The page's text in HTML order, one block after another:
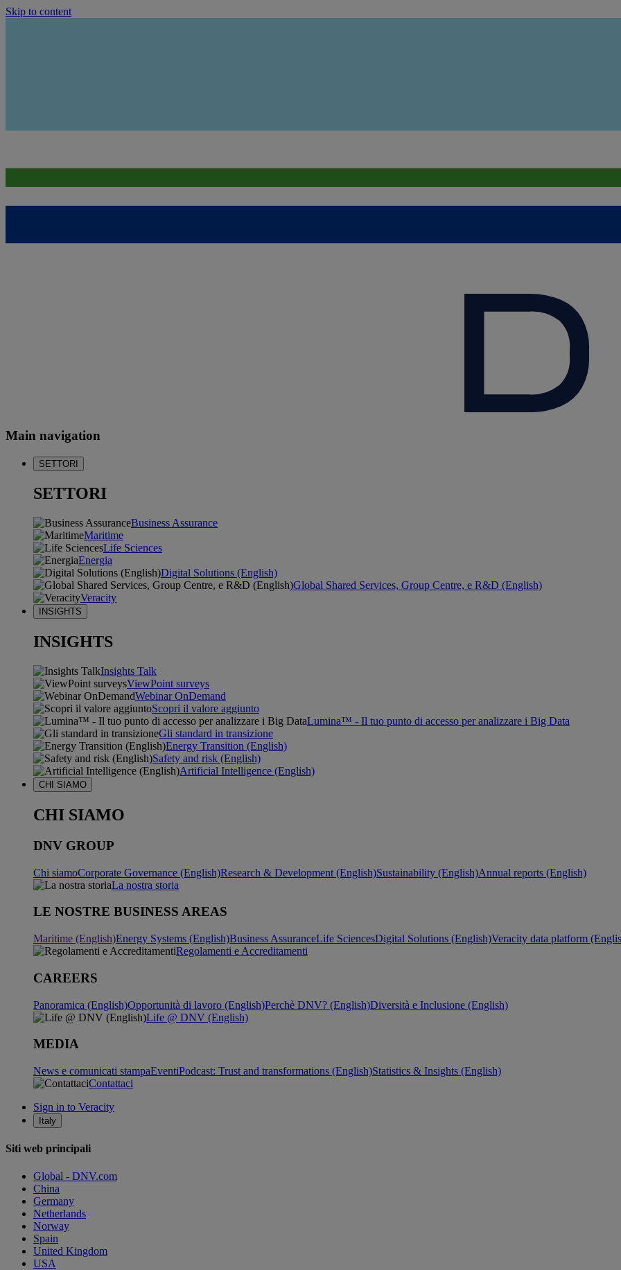
Skip to content
Main navigation
SETTORI
SETTORI
Business Assurance
Maritime
Life Sciences
Energia
Digital Solutions (English)
Global Shared Services, Group Centre, e R&D (English)
Veracity
INSIGHTS
INSIGHTS
Insights Talk
ViewPoint surveys
Webinar OnDemand
Scopri il valore aggiunto
Lumina™ - Il tuo punto di accesso per analizzare i Big Data
Gli standard in transizione
Energy Transition (English)
Safety and risk (English)
Artificial Intelligence (English)
CHI SIAMO
CHI SIAMO
DNV GROUP
Chi siamoCorporate Governance (English)Research & Development (English)Sustainability (English)Annual reports (English)
La nostra storia
LE NOSTRE BUSINESS AREAS
Maritime (English)Energy Systems (English)Business AssuranceLife SciencesDigital Solutions (English)Veracity data platform
Regolamenti e Accreditamenti
CAREERS
Panoramica (English)Opportunità di lavoro (English)Perchè DNV? (English)Diversità e Inclusione (English)
Life @ DNV (English)
MEDIA
News e comunicati stampaEventiPodcast: Trust and transformations (English)Statistics & Insights (English)
Contattaci
Sign in to Veracity
Italy
Siti web principali
Global - DNV.com
China
Germany
Netherlands
Norway
Spain
United Kingdom
USA